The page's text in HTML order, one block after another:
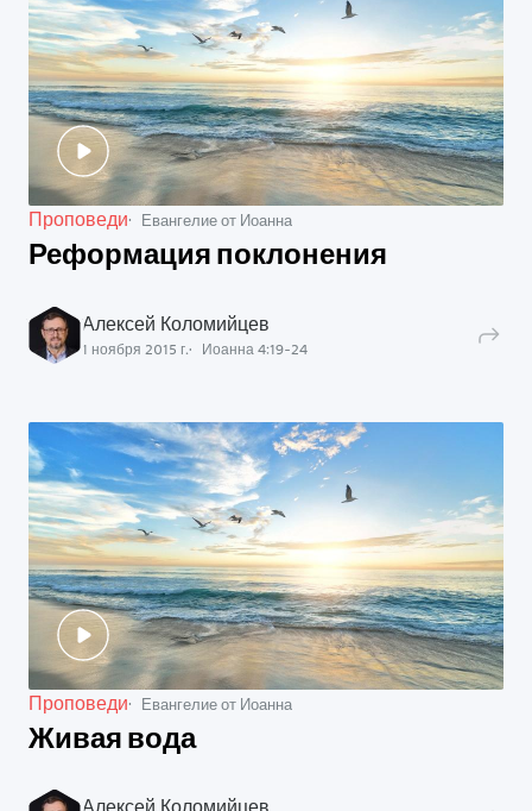
Проповеди Евангелие от Иоанна
Реформация поклонения
Алексей Коломийцев
1 ноября 2015 г. Иоанна 4:19-24
Проповеди Евангелие от Иоанна
Живая вода